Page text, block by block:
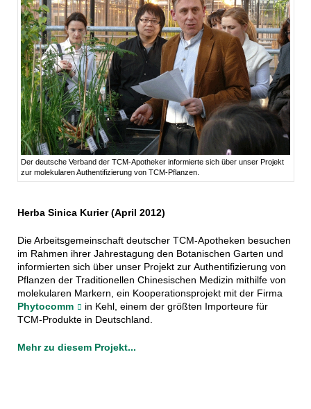
Der deutsche Verband der TCM-Apotheker informierte sich über unser Projekt
zur molekularen Authentifizierung von TCM-Pflanzen.
Herba Sinica Kurier (April 2012)
Die Arbeitsgemeinschaft deutscher TCM-Apotheken besuchen
im Rahmen ihrer Jahrestagung den Botanischen Garten und
informierten sich über unser Projekt zur Authentifizierung von
Pflanzen der Traditionellen Chinesischen Medizin mithilfe von
molekularen Markern, ein Kooperationsprojekt mit der Firma
Phytocomm
in Kehl, einem der größten Importeure für
TCM-Produkte in Deutschland.
Mehr zu diesem Projekt...